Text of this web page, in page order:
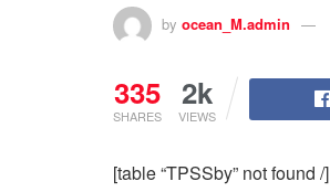
by ocean_M.admin
335
SHARES
2k
VIEWS
[table “TPSSby” not found /]